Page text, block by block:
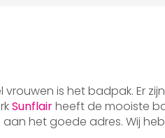
vrouwen is het badpak. Er
Sunflairheeft de mooiste
het goede adres. Wij